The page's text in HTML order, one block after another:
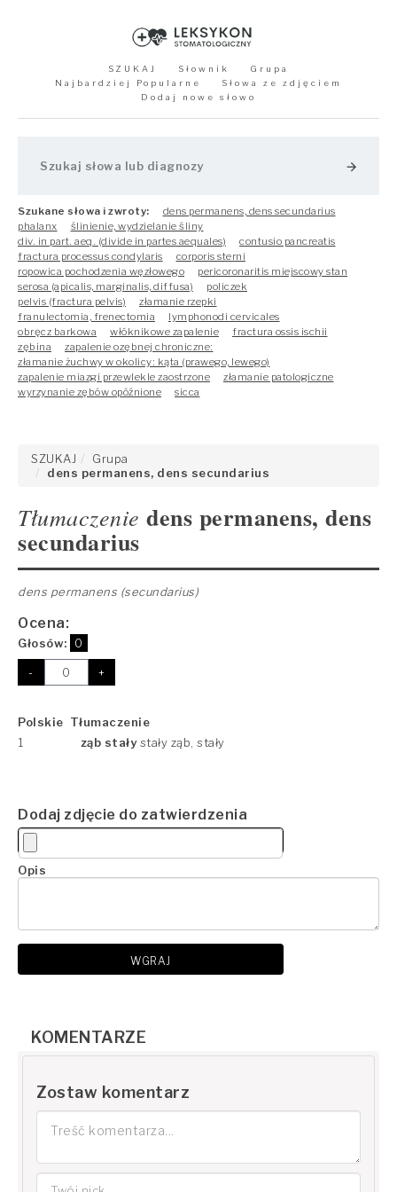
SZUKAJ Słownik
Grupa
Najbardziej Popularne
Słowa ze zdjęciem
Dodaj nowe słowo
arrow_forward
Szukane słowa i zwroty:
dens permanens, dens secundarius
phalanx
ślinienie, wydzielanie śliny
div. in part. aeq. (divide in partes aequales)
contusio pancreatis
fractura processus condylaris
corporis sterni
ropowica pochodzenia węzłowego
pericoronaritis miejscowy stan
serosa (apicalis, marginalis, diffusa)
policzek
pelvis (fractura pelvis)
złamanie rzepki
franulectomia, frenectomia
lymphonodi cervicales
obręcz barkowa
włóknikowe zapalenie
fractura ossis ischii
zębina
zapalenie ozębnej chroniczne:
złamanie żuchwy w okolicy: kąta (prawego, lewego)
zapalenie miazgi przewlekle zaostrzone
złamanie patologiczne
wyrzynanie zębów opóźnione
sicca
SZUKAJ
Grupa
dens permanens, dens secundarius
Tłumaczenie dens permanens, dens
secundarius
dens permanens (secundarius)
Ocena:
Głosów: 0
- +
Polskie Tłumaczenie
1
ząb stałystały ząb, stały
Dodaj zdjęcie do zatwierdzenia
Opis
WGRAJ
KOMENTARZE
Zostaw komentarz